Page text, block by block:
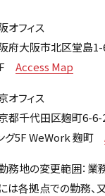
オフィス
府大阪市北区堂島1-
Access Map
オフィス
都千代田区麹町6-6-
グ5F WeWork 麹町
務地の変更範囲：業
は各拠点での勤務、